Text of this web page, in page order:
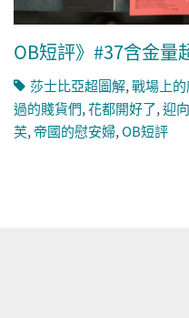
OB短評》#37含金量
莎士比亞超圖解,戰場上
過的賤貨們,花都開好了,迎
芙,帝國的慰安婦,OB短評